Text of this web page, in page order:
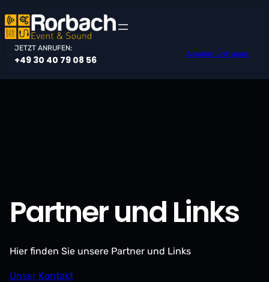
Zum
Inhalt
springen
JETZT ANRUFEN:
+49 30 40 79 08 56 Angebot anfragen.
Partner und Links
Hier finden Sie unsere Partner und Links
Unser Kontakt